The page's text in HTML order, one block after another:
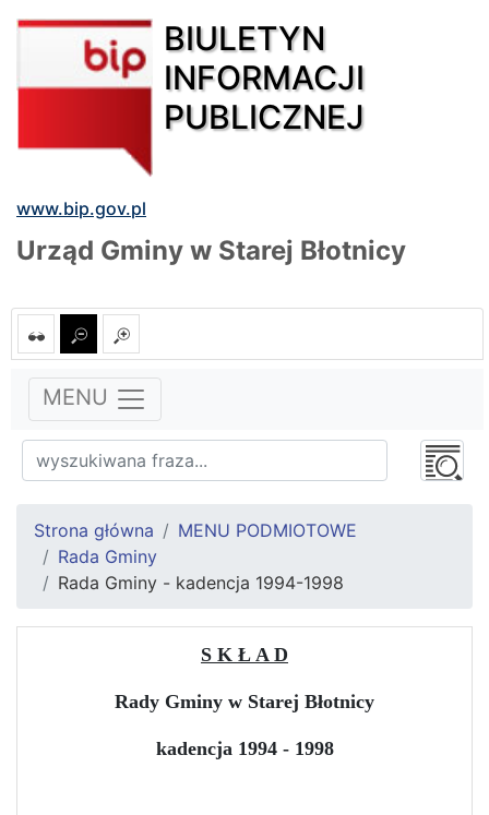
BIULETYN
INFORMACJI
PUBLICZNEJ
www.bip.gov.pl
Urząd Gminy w Starej Błotnicy
MENU
Strona główna
MENU PODMIOTOWE
Rada Gminy
Rada Gminy - kadencja 1994-1998
S K Ł A D
Rady Gminy w Starej Błotnicy
kadencja 1994 - 1998